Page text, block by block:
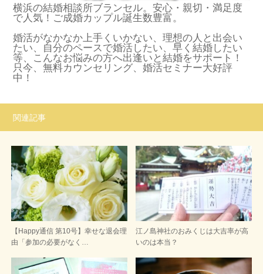
横浜の結婚相談所ブランセル。安心・親切・満足度
で人気！ご成婚カップル誕生数豊富。
婚活がなかなか上手くいかない、理想の人と出会い
たい、自分のペースで婚活したい、早く結婚したい
等、こんなお悩みの方へ出逢いと結婚をサポート！
只今、無料カウンセリング、婚活セミナー大好評
中！
関連記事
【Happy通信 第10号】幸せな退会理
由「参加の必要がなく…
江ノ島神社のおみくじは大吉率が高
いのは本当？